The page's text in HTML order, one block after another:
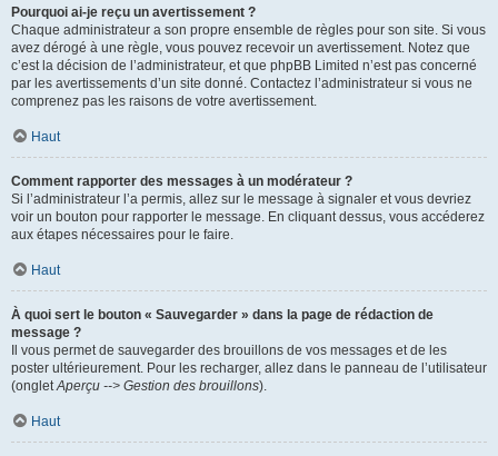
Pourquoi ai-je reçu un avertissement ?
Chaque administrateur a son propre ensemble de règles pour son site. Si vous
avez dérogé à une règle, vous pouvez recevoir un avertissement. Notez que
c’est la décision de l’administrateur, et que phpBB Limited n’est pas concerné
par les avertissements d’un site donné. Contactez l’administrateur si vous ne
comprenez pas les raisons de votre avertissement.
Haut
Comment rapporter des messages à un modérateur ?
Si l’administrateur l’a permis, allez sur le message à signaler et vous devriez
voir un bouton pour rapporter le message. En cliquant dessus, vous accéderez
aux étapes nécessaires pour le faire.
Haut
À quoi sert le bouton « Sauvegarder » dans la page de rédaction de
message ?
Il vous permet de sauvegarder des brouillons de vos messages et de les
poster ultérieurement. Pour les recharger, allez dans le panneau de l’utilisateur
(ongletAperçu --> Gestion des brouillons).
Haut